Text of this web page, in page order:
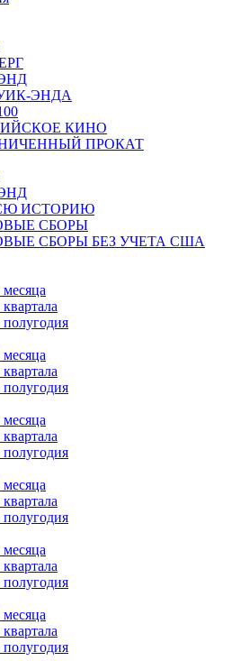
ЭНДА
КИНО
ПРОКАТ
ИСТОРИЮ
СБОРЫ
СБОРЫ БЕЗ УЧЕТА США